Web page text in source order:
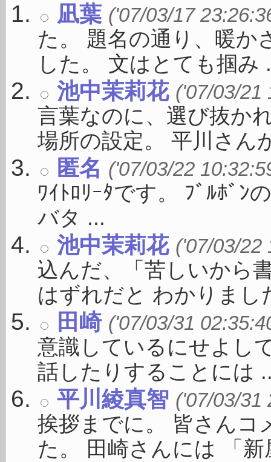
凪葉 ('07/03/17
た。 題名の通り、暖か
した。 文はとても掴み
池中茉莉花 ('07/03/21
言葉なのに、選び抜か
場所の設定。 平川さん
匿名 ('07/03/22
ﾜｲﾄﾛﾘｰﾀです。 ﾌﾞﾙﾎﾞﾝ
バタ ...
池中茉莉花 ('07/03/22
込んだ、「苦しいから
はずれだと わかりまし
田崎 ('07/03/31
意識しているにせよし
話したりすることには
平川綾真智 ('07/03/31
挨拶までに。 皆さんコ
た。 田崎さんには 「新